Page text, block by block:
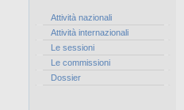
Attività nazionali
Attività internazionali
Le sessioni
Le commissioni
Dossier